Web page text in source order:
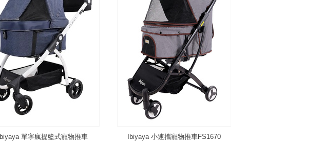
Ibiyaya 單寧瘋提籃式寵物推車
Ibiyaya 小速攜寵物推車FS1670